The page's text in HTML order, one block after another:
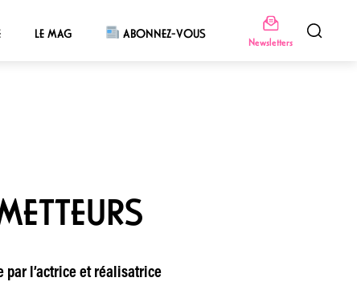
LE MAG ABONNEZ-VOUS
Newsletters
par l’actrice et réalisatrice